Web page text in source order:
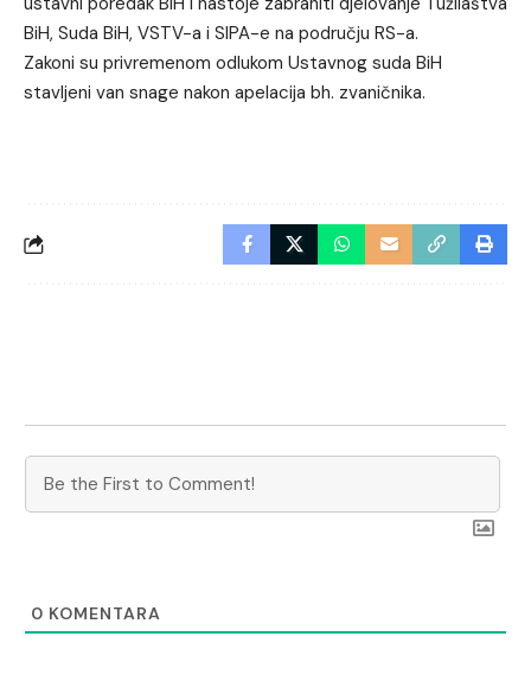
BiH, Suda BiH, VSTV-a i SIPA-e na području RS-a.
Zakoni su privremenom odlukom Ustavnog suda BiH
stavljeni van snage nakon apelacija bh. zvaničnika.
0 KOMENTARA